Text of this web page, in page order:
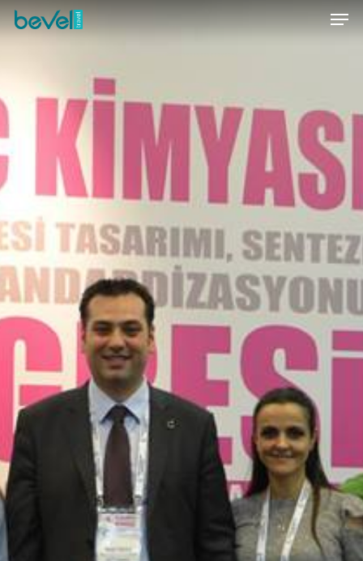
TURLAR
GALERİ
HAKKIMIZDA
REFERANSLAR
BASIN